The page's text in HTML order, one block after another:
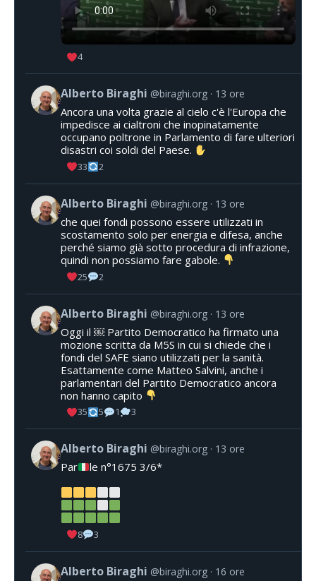
4
Alberto Biraghi @biraghi.org 13 ore
Ancora una volta grazie al cielo c'è l'Europa che
impedisce ai cialtroni che inopinatamente
occupano poltrone in Parlamento di fare ulteriori
disastri coi soldi del Paese.
33 2
Alberto Biraghi @biraghi.org 13 ore
che quei fondi possono essere utilizzati in
scostamento solo per energia e difesa, anche
perché siamo già sotto procedura di infrazione,
quindi non possiamo fare gabole.
25 2
Alberto Biraghi @biraghi.org 13 ore
Oggi il ￼ Partito Democratico ha firmato una
mozione scritta da M5S in cui si chiede che i
fondi del SAFE siano utilizzati per la sanità.
Esattamente come Matteo Salvini, anche i
parlamentari del Partito Democratico ancora
non hanno capito
35 5 1 3
Alberto Biraghi @biraghi.org 13 ore
Par le n°1675 3/6*
8 3
Alberto Biraghi @biraghi.org 16 ore